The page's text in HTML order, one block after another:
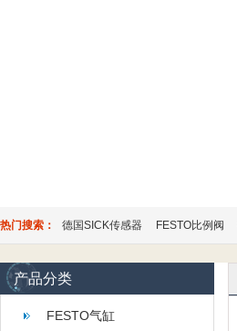
热门搜索： 德国SICK传感器 FESTO比例阀
产品分类
FESTO气缸